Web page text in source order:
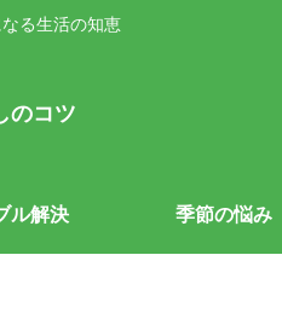
る生活の知恵
のコツ
ル解決 季節の悩み